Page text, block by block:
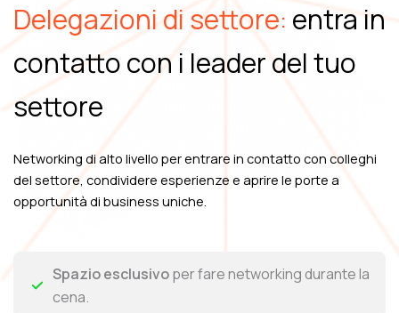
Delegazioni di settore: entra in
contatto con i leader del tuo
settore
Networking di alto livello per entrare in contatto con colleghi
del settore, condividere esperienze e aprire le porte a
opportunità di business uniche.
Spazio esclusivoper fare networking durante la
cena.